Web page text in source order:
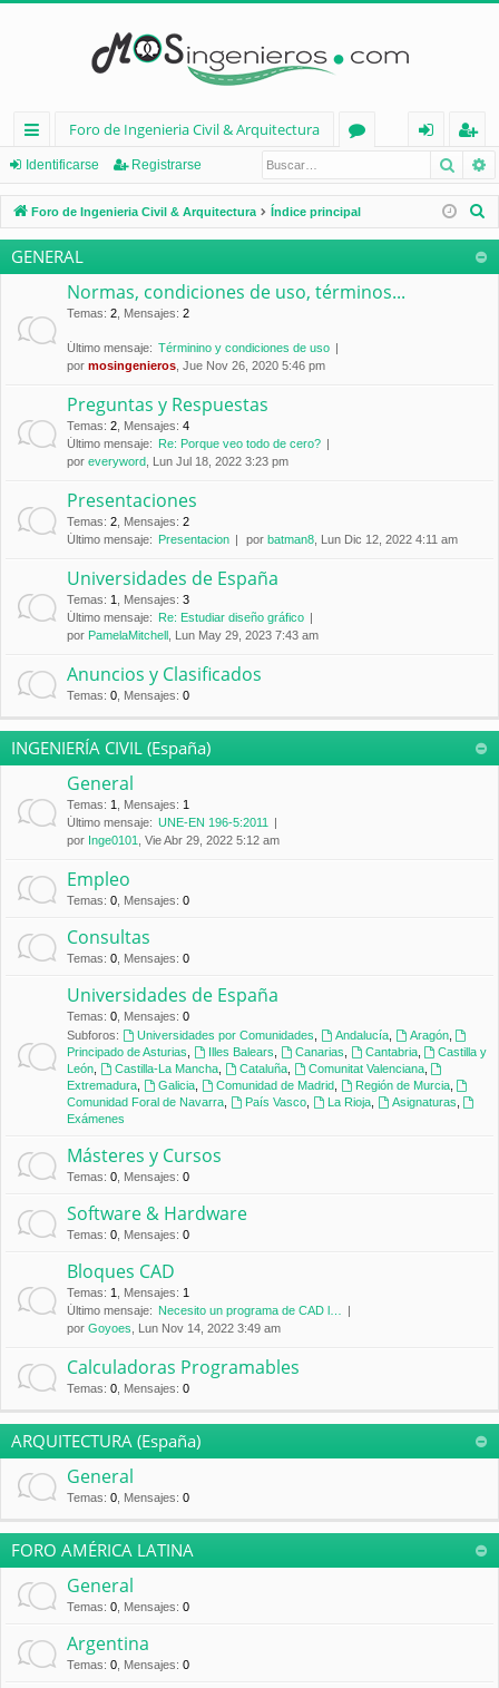
nl
ac
es
rá
d
Foro de Ingenieria Civil & Arquitectura
os
nt
ifi
eg
ist
ra
Identificarse Registrarse
Foro de Ingenieria Civil & Arquitectura Índice principal
GENERAL
Normas, condiciones de uso, términos...
Temas: 2 Mensajes: 2
Último mensaje: Términino y condiciones de uso
por mosingenieros , Jue Nov 26, 2020 5:46 pm
Preguntas y Respuestas
Temas: 2 Mensajes: 4
Último mensaje: Re: Porque veo todo de cero?
por everyword , Lun Jul 18, 2022 3:23 pm
Presentaciones
Temas: 2 Mensajes: 2
Último mensaje: Presentacion por batman8 , Lun Dic 12, 2022 4:11 am
Universidades de España
Temas: 1 Mensajes: 3
Último mensaje: Re: Estudiar diseño gráfico
por PamelaMitchell , Lun May 29, 2023 7:43 am
Anuncios y Clasificados
Temas: 0 Mensajes: 0
INGENIERÍA CIVIL (España)
General
Temas: 1 Mensajes: 1
Último mensaje: UNE-EN 196-5:2011
por Inge0101 , Vie Abr 29, 2022 5:12 am
Empleo
Temas: 0 Mensajes: 0
Consultas
Temas: 0 Mensajes: 0
Universidades de España
Temas: 0 Mensajes: 0
Subforos:
Universidades por Comunidades Andalucía, Aragón,
Principado de Asturias
Illes Balears Canarias Cantabria,
Castilla y
León
Castilla-La Mancha, Cataluña, Comunitat Valenciana,
Extremadura
Galicia, Comunidad de Madrid, Región de Murcia,
Comunidad Foral de Navarra
País Vasco, La Rioja, Asignaturas
Exámenes
Másteres y Cursos
Temas: 0 Mensajes: 0
Software & Hardware
Temas: 0 Mensajes: 0
Bloques CAD
Temas: 1 Mensajes: 1
Último mensaje: Necesito un programa de CAD l…
por Goyoes , Lun Nov 14, 2022 3:49 am
Calculadoras Programables
Temas: 0 Mensajes: 0
ARQUITECTURA (España)
General
Temas: 0 Mensajes: 0
FORO AMÉRICA LATINA
General
Temas: 0 Mensajes: 0
Argentina
Temas: 0 Mensajes: 0